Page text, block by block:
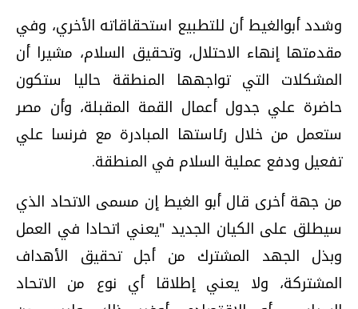
وشدد أبوالغيط أن ‏للتطبيع استحقاقاته الأخري،‏ وفي
مقدمتها إنهاء الاحتلال، وتحقيق السلام‏، مشيرا أن
المشكلات التي تواجهها المنطقة حاليا ستكون
حاضرة علي جدول أعمال القمة المقبلة‏، وأن مصر
ستعمل من خلال رئاستها المبادرة مع فرنسا علي
تفعيل ودفع عملية السلام في المنطقة‏.‏
من جهة أخرى قال أبو الغيط إن مسمى الاتحاد الذي
سيطلق على الكيان الجديد "يعني اتحادا في العمل
وبذل الجهد المشترك من أجل تحقيق الأهداف
المشتركة، ولا يعني إطلاقا أي نوع من الاتحاد